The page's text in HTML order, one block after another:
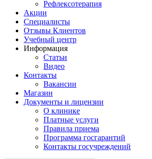
Рефлексотерапия
Акции
Специалисты
Отзывы Клиентов
Учебный центр
Информация
Статьи
Видео
Контакты
Вакансии
Магазин
Документы и лицензии
О клинике
Платные услуги
Правила приема
Программа госгарантий
Контакты госучреждений